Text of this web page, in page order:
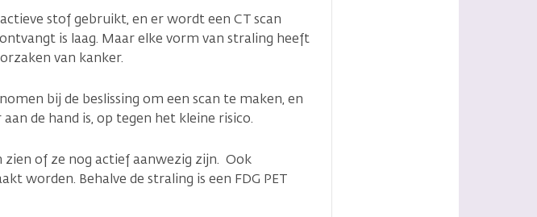
stof gebruikt, en er wordt een CT scan
is laag. Maar elke vorm van straling heeft
van kanker.
bij de beslissing om een scan te maken, en
de hand is, op tegen het kleine risico.
zien of ze nog actief aanwezig zijn. Ook
worden. Behalve de straling is een FDG PET